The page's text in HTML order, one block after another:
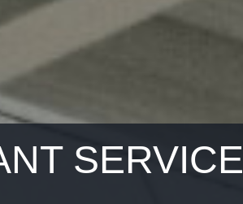
SERVICE